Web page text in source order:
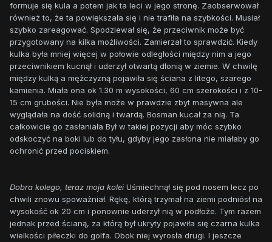
formuje się kula a potem jak ta leci w jego stronę. Zaobserwował
również to, że ta powiększała się i nie trafiła na szybkości. Musiał
szybko zareagować. Spodziewał się, że przeciwnik może być
przygotowany na kilka możliwości. Zamierzał to sprawdzić. Kiedy
kulka była mniej więcej w połowie odległości między nim a jego
przeciwnikiem kucnął i uderzył otwartą dłonią w ziemie. W chwilę
między kulką a mężczyzną pojawiła się ściana z litego, szarego
kamienia. Miała ona ok 1.30 m wysokości, 60 cm szerokości i z 10-
15 cm grubości. Nie była może w prawdzie zbyt masywna ale
wyglądała na dość solidną i twardą. Bosman kucał za nią. Ta
całkowicie go zasłaniała Był w takiej pozycji aby móc szybko
odskoczyć na boki lub do tyłu, gdyby jego zasłona nie miałaby go
ochronić przed pociskiem.
Dobra kolego, teraz moja koleiUśmiechnął się pod nosem lecz po
chwili znowu spoważniał. Rękę, którą trzymał na ziemi podniósł na
wysokość ok 20 cm i ponownie uderzył nią w podłoże. Tym razem
jednak przed ścianą, za którą był ukryty pojawiła się czarna kulka
wielkości piłeczki do golfa. Obok niej wyrosła drugi. I jeszcze